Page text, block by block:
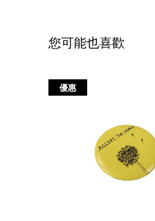
您可能也喜歡
優惠